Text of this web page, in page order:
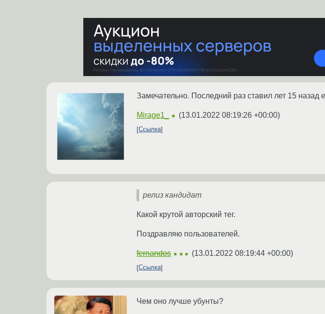
Замечательно. Последний раз ставил лет 15 назад
Mirage1_ ★ (13.01.2022 08:19:26 +00:00)
Ссылка
релиз кандидат
Какой крутой авторский тег.
Поздравляю пользователей.
fernandos ★★★ (13.01.2022 08:19:44 +00:00)
Ссылка
Чем оно лучше убунты?